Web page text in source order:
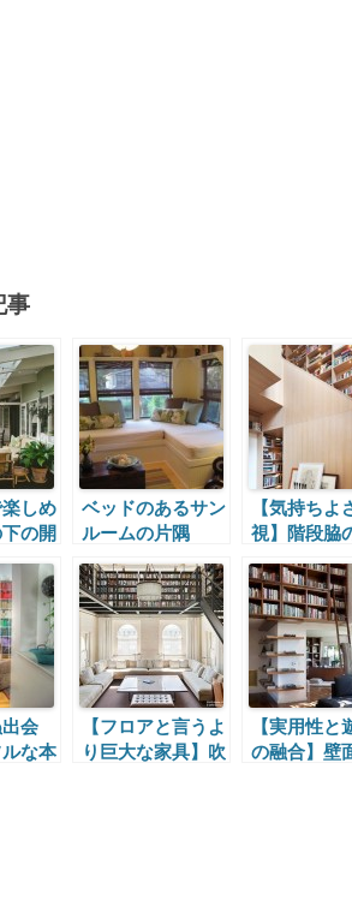
事
楽しめ
の開
ベッドのあるサン
ルームの片隅
【気持ちよ
視】階段脇
ワークエリ
出会
な本
【フロアと言うよ
り巨大な家具】吹
【実用性と
の融合】壁